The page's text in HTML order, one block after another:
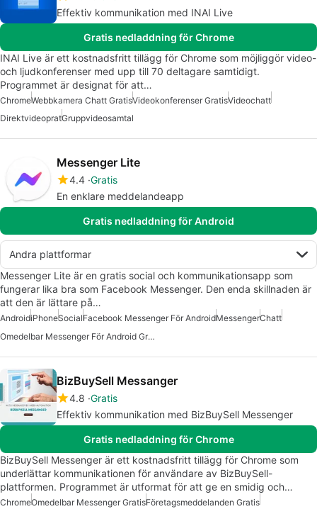
Effektiv kommunikation med INAI Live
Gratis nedladdning för Chrome
INAI Live är ett kostnadsfritt tillägg för Chrome som möjliggör video-
och ljudkonferenser med upp till 70 deltagare samtidigt.
Programmet är designat för att…
ChromeWebbkamera Chatt GratisVideokonferenser GratisVideochatt
DirektvideopratGruppvideosamtal
Messenger Lite
4.4 Gratis
En enklare meddelandeapp
Gratis nedladdning för Android
Andra plattformar
Messenger Lite är en gratis social och kommunikationsapp som
fungerar lika bra som Facebook Messenger. Den enda skillnaden är
att den är lättare på…
AndroidiPhoneSocialFacebook Messenger För AndroidMessengerChatt
Omedelbar Messenger För Android Gratis
BizBuySell Messanger
4.8 Gratis
Effektiv kommunikation med BizBuySell Messenger
Gratis nedladdning för Chrome
BizBuySell Messenger är ett kostnadsfritt tillägg för Chrome som
underlättar kommunikationen för användare av BizBuySell-
plattformen. Programmet är utformat för att ge en smidig och…
ChromeOmedelbar Messenger GratisFöretagsmeddelanden Gratis